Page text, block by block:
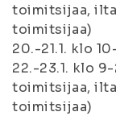
toimitsijaa,
toimitsijaa)
20.-21.1. klo
22.-23.1. klo
toimitsijaa,
toimitsijaa)